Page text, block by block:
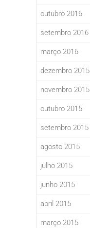
outubro 2016
setembro 2016
março 2016
dezembro 2015
novembro 2015
outubro 2015
setembro 2015
agosto 2015
julho 2015
junho 2015
abril 2015
março 2015